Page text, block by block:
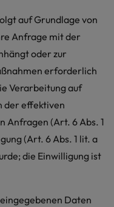
auf Grundlage von
Anfrage mit der
oder zur
erforderlich
Verarbeitung auf
der effektiven
Anfragen (Art. 6 Abs. 1
(Art. 6 Abs. 1 lit. a
die Einwilligung ist
Daten